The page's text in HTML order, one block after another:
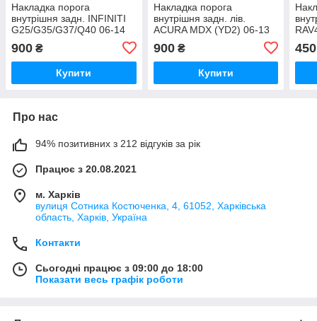
Накладка порога
внутрішня задн. INFINITI
G25/G35/G37/Q40 06-14
900 ₴
Купити
Накладка порога
внутрішня задн. лів.
ACURA MDX (YD2) 06-13
900₴
Купити
450
Про нас
94% позитивних з 212 відгуків за рік
Працює з 20.08.2021
м. Харків
вулиця Сотника Костюченка, 4, 61052, Харківська
область, Харків, Україна
Контакти
Сьогодні працює з 09:00 до 18:00
Показати весь графік роботи